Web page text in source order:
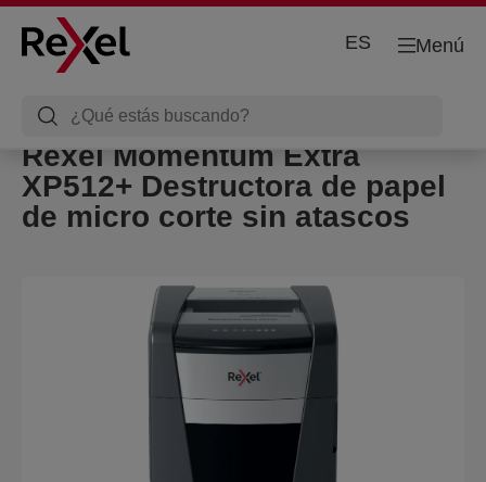
Menú
ES
Rexel Momentum Extra
XP512+ Destructora de papel
de micro corte sin atascos